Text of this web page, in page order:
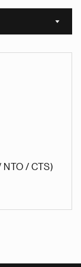
Sort
NTO / CTS)